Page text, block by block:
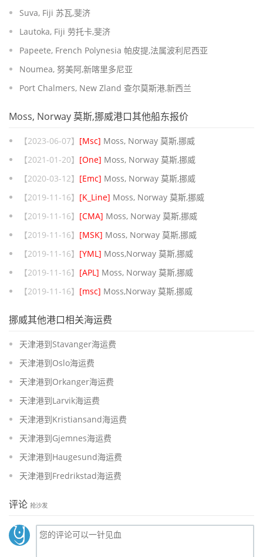
Suva, Fiji 苏瓦,斐济
Lautoka, Fiji 劳托卡,斐济
Papeete, French Polynesia 帕皮提,法属波利尼西亚
Noumea, 努美阿,新喀里多尼亚
Port Chalmers, New Zland 查尔莫斯港,新西兰
Moss, Norway 莫斯,挪威港口其他船东报价
【2023-06-07】 [Msc] Moss, Norway 莫斯,挪威
【2021-01-20】 [One] Moss, Norway 莫斯,挪威
【2020-03-12】 [Emc] Moss, Norway 莫斯,挪威
【2019-11-16】 [K_Line] Moss, Norway 莫斯,挪威
【2019-11-16】 [CMA] Moss, Norway 莫斯,挪威
【2019-11-16】 [MSK] Moss, Norway 莫斯,挪威
【2019-11-16】 [YML] Moss,Norway 莫斯,挪威
【2019-11-16】 [APL] Moss, Norway 莫斯,挪威
【2019-11-16】 [msc] Moss,Norway 莫斯,挪威
挪威其他港口相关海运费
天津港到Stavanger海运费
天津港到Oslo海运费
天津港到Orkanger海运费
天津港到Larvik海运费
天津港到Kristiansand海运费
天津港到Gjemnes海运费
天津港到Haugesund海运费
天津港到Fredrikstad海运费
评论 抢沙发